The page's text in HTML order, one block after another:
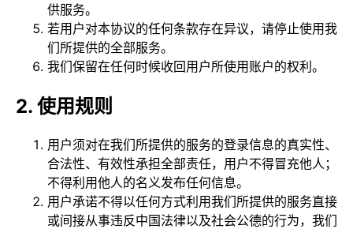
供服务。
若用户对本协议的任何条款存在异议，请停止使用我
们所提供的全部服务。
我们保留在任何时候收回用户所使用账户的权利。
2. 使用规则
用户须对在我们所提供的服务的登录信息的真实性、
合法性、有效性承担全部责任，用户不得冒充他人；
不得利用他人的名义发布任何信息。
用户承诺不得以任何方式利用我们所提供的服务直接
或间接从事违反中国法律以及社会公德的行为，我们